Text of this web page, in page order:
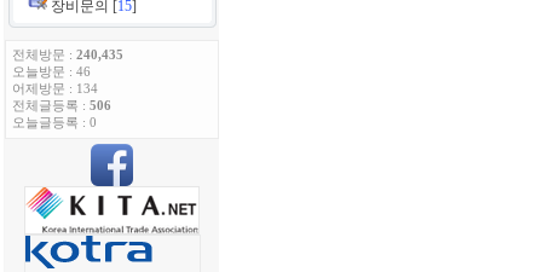
장비문의 [15]
전체방문 : 240,435
오늘방문 : 46
어제방문 : 134
전체글등록 : 506
오늘글등록 : 0